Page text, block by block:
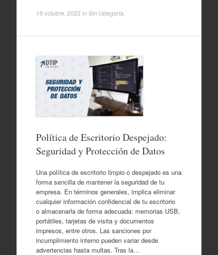
19 octubre, 2022 in Sin categoría
Política de Escritorio Despejado:
Seguridad y Protección de Datos
Una política de escritorio limpio o despejado es una
forma sencilla de mantener la seguridad de tu
empresa. En términos generales, implica eliminar
cualquier información confidencial de tu escritorio
o almacenarla de forma adecuada: memorias USB,
portátiles, tarjetas de visita y documentos
impresos, entre otros. Las sanciones por
incumplimiento interno pueden variar desde
advertencias hasta multas. Tras la…